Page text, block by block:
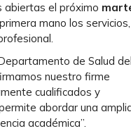
abiertas el próximo
mano los servicios,
de Salud del
nuestro firme
cualificados y
abordar una
académica”.